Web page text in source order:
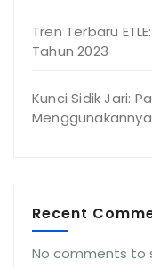
Tren Terbaru
Tahun 2023
Kunci Sidik Jari:
Menggunakannya
Recent
No comments to